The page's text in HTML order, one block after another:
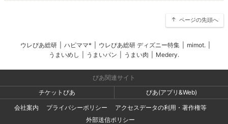
ページの先頭へ
ウレぴあ総研 ハピママ* ウレぴあ総研 ディズニー特集 mimot.
うまいめし
うまいパン うまい肉 Medery.
ぴあ関連サイト
チケットぴあ
ぴあ(アプリ&Web)
会社案内
プライバシーポリシー
アクセスデータの利用・著作権等
外部送信ポリシー